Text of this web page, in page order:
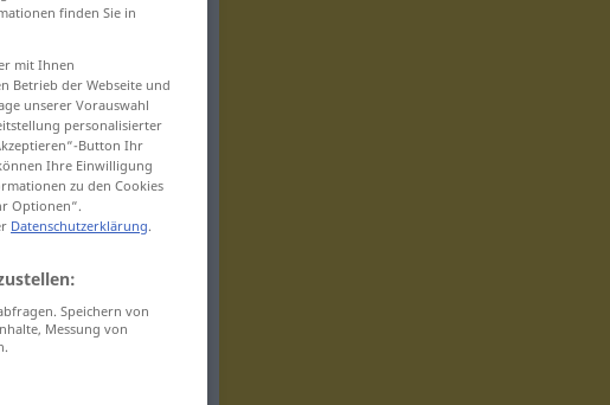
finden Sie in
mit Ihnen
Betrieb der Webseite und
unserer Vorauswahl
personalisierter
Button Ihr
Ihre Einwilligung
zu den Cookies
Optionen“.
Datenschutzerklärung.
Speichern von
Messung von